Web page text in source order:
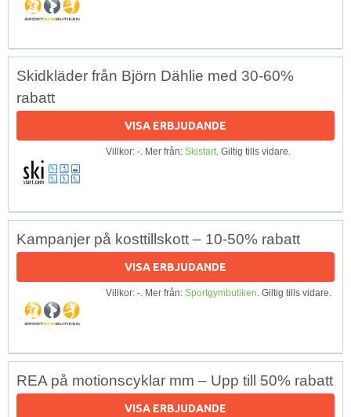
Skidkläder från Björn Dählie med 30-60%
rabatt
VISA ERBJUDANDE
Villkor: -. Mer från: Skistart. Giltig tills vidare.
Kampanjer på kosttillskott – 10-50% rabatt
VISA ERBJUDANDE
Villkor: -. Mer från: Sportgymbutiken. Giltig tills vidare.
REA på motionscyklar mm – Upp till 50% rabatt
VISA ERBJUDANDE